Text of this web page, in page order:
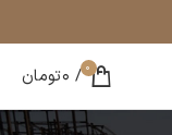
0
/
0تومان